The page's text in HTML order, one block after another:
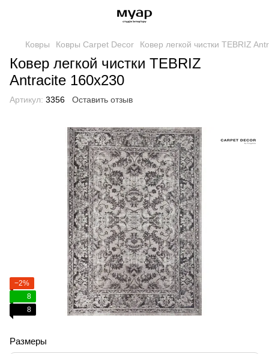
Ковры Ковры Carpet Decor Ковер легкой чистки TEBRIZ
Ковер легкой чистки TEBRIZ
Antracite 160x230
Артикул: 3356 Оставить отзыв
−2%
8
8
Размеры